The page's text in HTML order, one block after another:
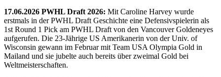
17.06.2026 PWHL Draft 2026: Mit Caroline Harvey wurde
erstmals in der PWHL Draft Geschichte eine Defensivspielerin als
1st Round 1 Pick am PWHL Draft von den Vancouver Goldeneyes
aufgerufen. Die 23-Jährige US Amerikanerin von der Univ. of
Wisconsin gewann im Februar mit Team USA Olympia Gold in
Mailand und sie jubelte auch bereits über zweimal Gold bei
Weltmeisterschaften.